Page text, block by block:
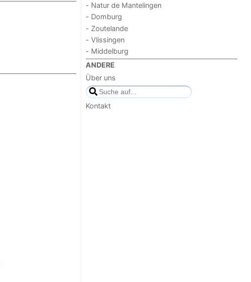
- Natur de Mantelingen
- Domburg
- Zoutelande
- Vlissingen
- Middelburg
ANDERE
Über uns
Kontakt